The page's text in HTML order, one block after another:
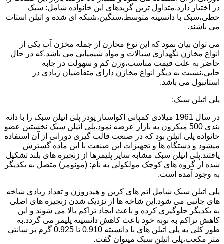
در اختیار دارد.متداول ترین گریدهای این خانواده شامل: سبک
خطی،سبک با دانسیته متوسط،سنگین،شبکه ای شده و اتیلن استات
می باشند.
می توان بیان نمود که این نوع مخازن از جمله مخزن آب یکی از
انواع مخازن نگهداری سیالات و مواد شیمیایی می باشد.که در حال
حاضر به علت قیمت مناسب،وزن کم و سهولت در جابه
جایی،نسبت به دیگر انواع مخازن دارای متقاضیان زیادی در
استانبول می باشد.
پلی اتیلن سبک:
در سال 1961 میلادی کمپانی اکواستار پودر پلی اتیلن سبک را با دانه
بندی 500 میکرون به بازار عرضه نمود.پلی اتیلن سبک نخستین عضو
خانواده پلی اتیلن بود که در صنعت قالب گیری دورانی از آن استفاده
میشود و دستگاه ها و تجهیزات این صنعت با این ماده گسترش
یافتند.پلی اتیلن سبک مشابه سایر پلیمرها از زنجیره های بلند تشکیل
شده از گروه های کوچک مولکولی به نام: (مونومر) متصل به یکدیگر
به وجود آمده است.
پلی اتیلن سبک شامل اتم های کربن و هیدروژن و تعداد زیادی شاخه
های جانبی می شود.این شاخه ها از نزدیک شدن زنجیره های اصلی
به یکدیگر جلوگیری کرده و باعث ایجاد تراکم بالا می شوند و این
کاهش تراکم به نوبه خود باعث کاهش دانسیته پلیمر می گردد.به
طور کلی به پلی اتیلن های با دانسیته 0.910 تا 0.925 گرم بر سانتی
متر مکعب،پلی اتیلن سبک میتوان گفت.